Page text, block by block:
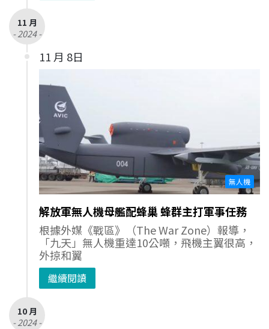
11 月
- 2024 -
11 月 8日
無人機
解放軍無人機母艦配蜂巢 蜂群主打軍事任務
根據外媒《戰區》（The War Zone）報導，
「九天」無人機重達10公噸，飛機主翼很高，
外掠和翼
繼續閱讀
10 月
- 2024 -